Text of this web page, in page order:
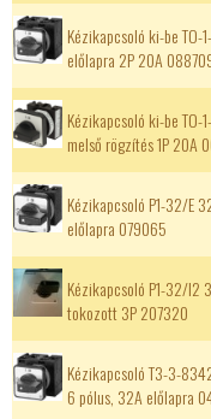
Kézikapcsoló ki-be TO-
előlapra 2P 20A
Kézikapcsoló ki-be TO-
melső rögzítés 1P 20A
Kézikapcsoló P1-32/E
előlapra 079065
Kézikapcsoló P1-32/I2
tokozott 3P 207320
Kézikapcsoló T3-3-
6 pólus, 32A előlapra